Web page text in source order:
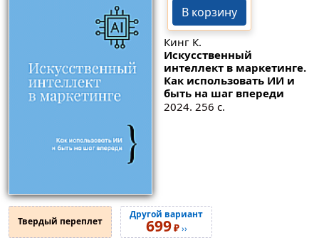
В корзину
Кинг К.
Искусственный
интеллект в маркетинге.
Как использовать ИИ и
быть на шаг впереди
2024. 256 с.
Твердый переплет
Другой вариант
699₽››